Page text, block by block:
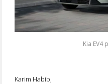
Kia EV4
Karim Habib,